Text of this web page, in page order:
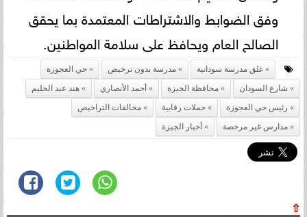
وفق الضوابط والاشتراطات المعتمدة بما يحقق
الصالح العام ويحافظ على سلامة المواطنين.
غلق مدرسة سودانية مدرسة بدون ترخيص
حي العجوزة
شارع السودان
محافظة الجيزة أحمد الأنصاري
هند عبد الحليم
رئيس حي العجوزة
حملات رقابية
مخالفات التراخيص
مدارس غير مرخصة
أخبار الجيزة
⇧